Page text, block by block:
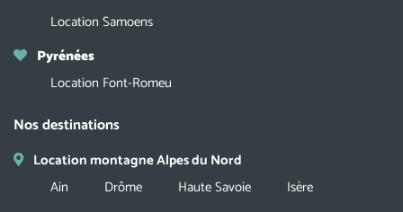
Location Samoens
Pyrénées
Location Font-Romeu
Nos destinations
Location montagne Alpes du Nord
Ain
Drôme Haute Savoie
Isère